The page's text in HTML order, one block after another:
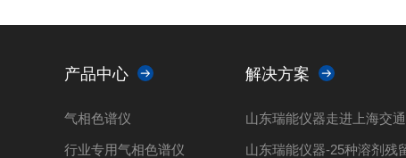
产品中心
气相色谱仪
行业专用气相色谱仪
解决方案